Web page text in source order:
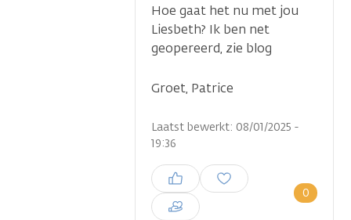
Hoe gaat het nu met jou
Liesbeth? Ik ben net
geopereerd, zie blog
Groet, Patrice
Laatst bewerkt: 08/01/2025 -
19:36
0
Inloggen om een reactie te
plaatsen